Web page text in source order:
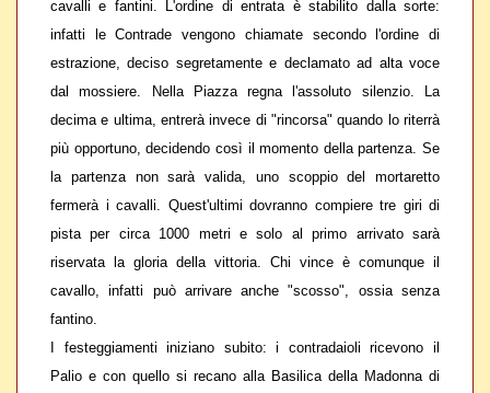
cavalli e fantini. L'ordine di entrata è stabilito dalla sorte:
infatti le Contrade vengono chiamate secondo l'ordine di
estrazione, deciso segretamente e declamato ad alta voce
dal mossiere.
Nella Piazza regna l'assoluto silenzio.
La
decima e ultima, entrerà invece di "rincorsa" quando lo riterrà
più opportuno, decidendo così il momento della partenza. Se
la partenza non sarà valida, uno scoppio del mortaretto
fermerà i cavalli. Quest'ultimi dovranno compiere tre giri di
pistaper circa 1000 metri e solo al primo arrivato sarà
riservata la gloria della vittoria. Chi vince è comunque il
cavallo, infatti può arrivare anche "scosso", ossia senza
fantino.
I festeggiamenti iniziano subito: i contradaioli ricevono il
Palio e con quello si recano alla Basilica della Madonna di